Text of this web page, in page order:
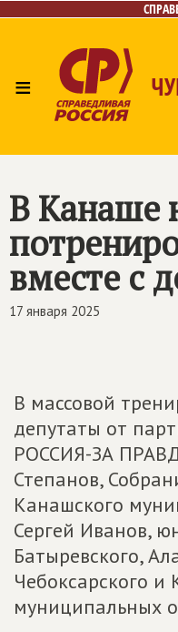
≡
В Канаше
вместе с
17 января 2025
В массовой
депутаты от
РОССИЯ-ЗА
Степанов,
Канашского
Сергей Иванов,
Батыревского,
Чебоксарского и
муниципальных